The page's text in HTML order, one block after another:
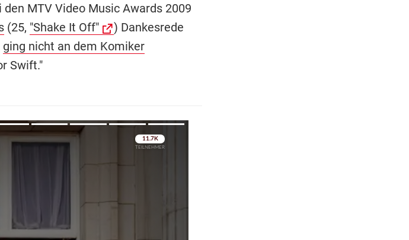
MTV Video Music Awards 2009
(25, "Shake It Off"
) Dankesrede
ging nicht an dem Komiker
Swift."